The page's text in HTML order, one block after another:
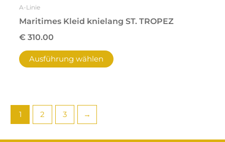
A-Linie
Maritimes Kleid knielang ST. TROPEZ
€310.00
Ausführung wählen
der
werden
1 2 3 →